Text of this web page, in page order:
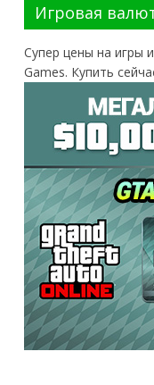
Игровая
Супер цены на игры
Games. Купить